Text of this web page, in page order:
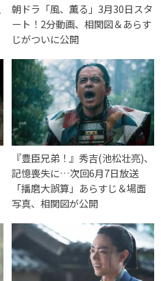
朝ドラ「風、薫る」3月30日スタ
ート！2分動画、相関図＆あらす
じがついに公開
『豊臣兄弟！』秀吉(池松壮亮)、
記憶喪失に…次回6月7日放送
「播磨大誤算」あらすじ＆場面
写真、相関図が公開